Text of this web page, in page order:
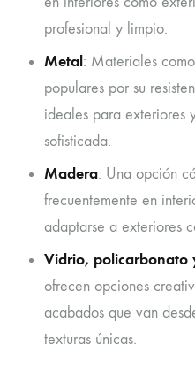
profesional y limpio.
Metal: Materiales
populares por su
ideales para exteriores
sofisticada.
Madera: Una opción
frecuentemente en
adaptarse a exteriores
Vidrio, policarbonato
ofrecen opciones
acabados que van
texturas únicas.